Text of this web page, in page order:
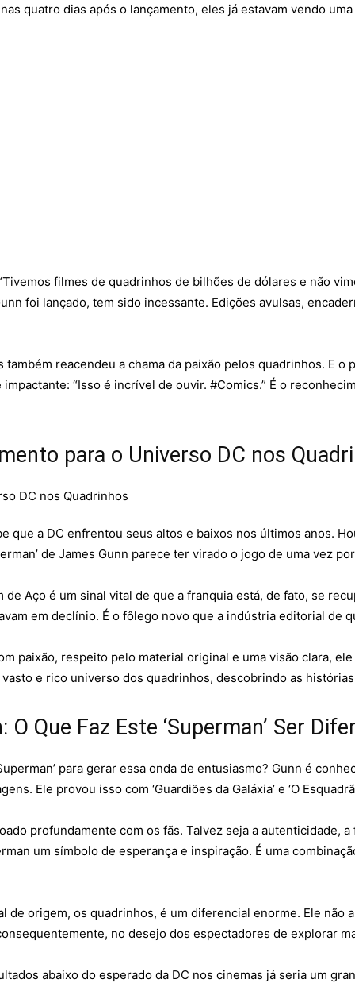
quatro dias após o lançamento, eles já estavam vendo
filmes de quadrinhos de bilhões de dólares e não
foi lançado, tem sido incessante. Edições avulsas,
reacendeu a chama da paixão pelos quadrinhos. E
“Isso é incrível de ouvir. #Comics.” É o
para o Universo DC nos
que a DC enfrentou seus altos e baixos nos últimos anos.
de James Gunn parece ter virado o jogo de uma vez
Aço é um sinal vital de que a franquia está, de fato, se
em declínio. É o fôlego novo que a indústria editorial de
paixão, respeito pelo material original e uma visão clara,
e rico universo dos quadrinhos, descobrindo as
Que Faz Este ‘Superman’ Ser
para gerar essa onda de entusiasmo? Gunn é
Ele provou isso com ‘Guardiões da Galáxia’ e ‘O
profundamente com os fãs. Talvez seja a autenticidade,
um símbolo de esperança e inspiração. É uma
origem, os quadrinhos, é um diferencial enorme. Ele não
no desejo dos espectadores de explorar
abaixo do esperado da DC nos cinemas já seria um